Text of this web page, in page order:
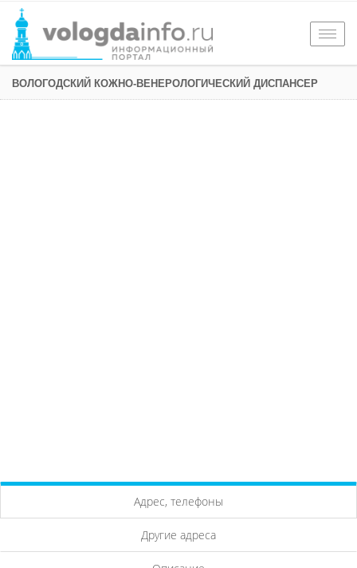
ВОЛОГОДСКИЙ КОЖНО-ВЕНЕРОЛОГИЧЕСКИЙ ДИСПАНСЕР
Адрес, телефоны
Другие адреса